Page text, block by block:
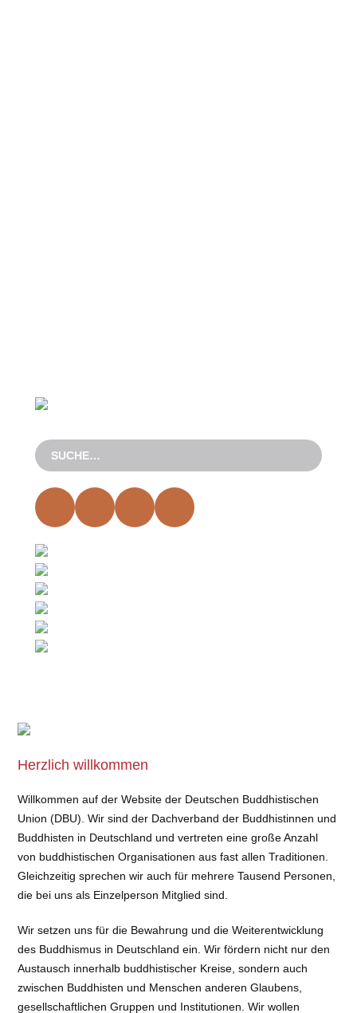
Herzlich willkommen
Willkommen auf der Website der Deutschen Buddhistischen
Union (DBU). Wir sind der Dachverband der Buddhistinnen und
Buddhisten in Deutschland und vertreten eine große Anzahl
von buddhistischen Organisationen aus fast allen Traditionen.
Gleichzeitig sprechen wir auch für mehrere Tausend Personen,
die bei uns als Einzelperson Mitglied sind.
Wir setzen uns für die Bewahrung und die Weiterentwicklung
des Buddhismus in Deutschland ein. Wir fördern nicht nur den
Austausch innerhalb buddhistischer Kreise, sondern auch
zwischen Buddhisten und Menschen anderen Glaubens,
gesellschaftlichen Gruppen und Institutionen. Wir wollen